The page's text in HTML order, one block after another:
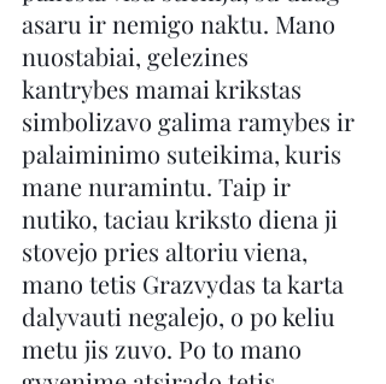
asaru ir nemigo naktu. Mano
nuostabiai, gelezines
kantrybes mamai krikstas
simbolizavo galima ramybes ir
palaiminimo suteikima, kuris
mane nuramintu. Taip ir
nutiko, taciau kriksto diena ji
stovejo pries altoriu viena,
mano tetis Grazvydas ta karta
dalyvauti negalejo, o po keliu
metu jis zuvo. Po to mano